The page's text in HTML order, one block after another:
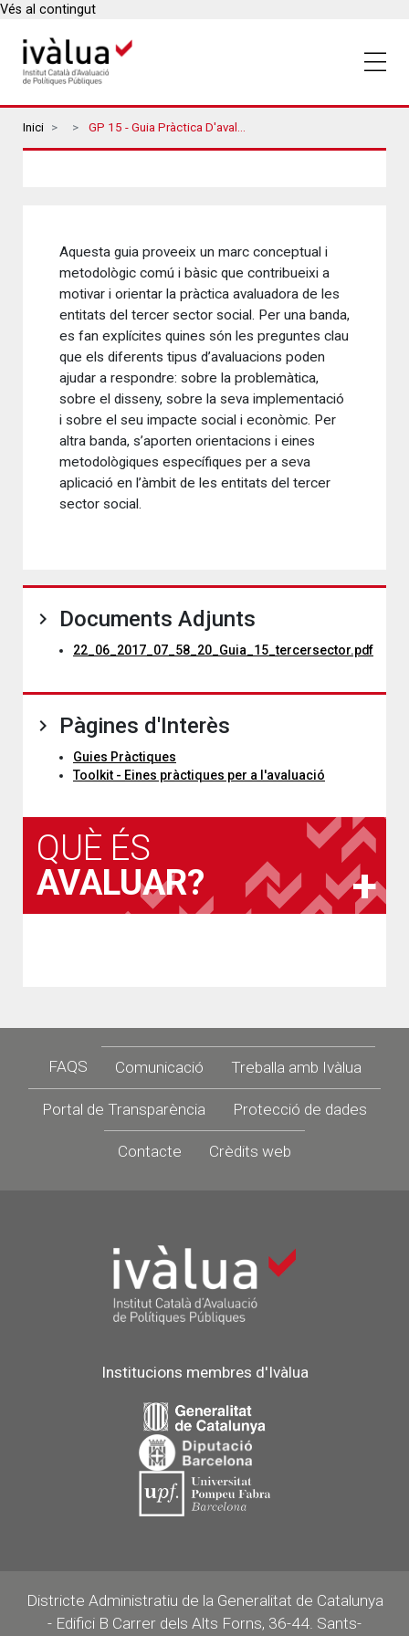
Vés al contingut
Breadcrumbs
Inici GP 15 - Guia Pràctica D'avaluació De Programes Del Tercer Sector Social
Aquesta guia proveeix un marc conceptual i
metodològic comú i bàsic que contribueixi a
motivar i orientar la pràctica avaluadora de les
entitats del tercer sector social. Per una banda,
es fan explícites quines són les preguntes clau
que els diferents tipus d’avaluacions poden
ajudar a respondre: sobre la problemàtica,
sobre el disseny, sobre la seva implementació
i sobre el seu impacte social i econòmic. Per
altra banda, s’aporten orientacions i eines
metodològiques específiques per a seva
aplicació en l’àmbit de les entitats del tercer
sector social.
Documents Adjunts
22_06_2017_07_58_20_Guia_15_tercersector.pdf
Pàgines d'Interès
Guies Pràctiques
Toolkit - Eines pràctiques per a l'avaluació
QUÈ ÉS
AVALUAR?
Footer
FAQS Comunicació Treballa amb Ivàlua
Portal de Transparència Protecció de dades
Contacte Crèdits web
Institucions membres d'Ivàlua
Districte Administratiu de la Generalitat de Catalunya
- Edifici B Carrer dels Alts Forns, 36-44. Sants-